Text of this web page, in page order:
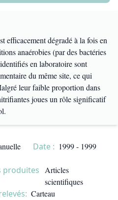
efficacement dégradé à la fois en
anaérobies (par des bactéries
en laboratoire sont
du même site, ce qui
leur faible proportion dans
joues un rôle significatif
Date : 1999 - 1999
produites Articles
scientifiques
Carteau